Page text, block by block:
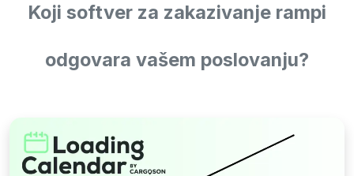
Koji softver za zakazivanje rampi
odgovara vašem poslovanju?